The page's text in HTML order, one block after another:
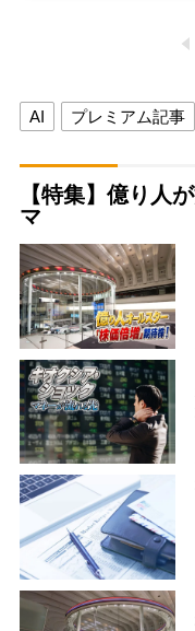
AI プレミアム記事
【特集】億り人
マ